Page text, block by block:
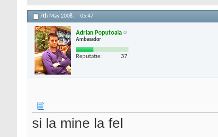
7th May 2008, 05:47
Adrian Poputoaia
Ambasador
Reputatie: 37
si la mine la fel